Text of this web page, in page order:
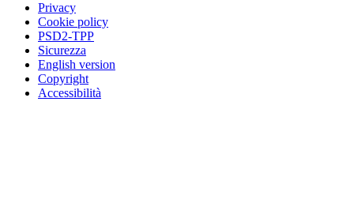
Privacy
Cookie policy
PSD2-TPP
Sicurezza
English version
Copyright
Accessibilità